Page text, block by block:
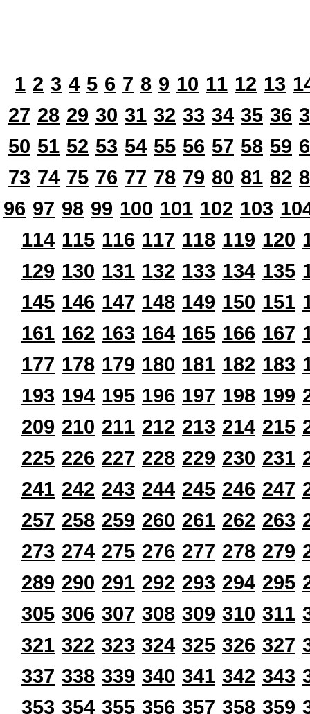
1 2 3 4 5 6 7 8 9 10 11 12 13
27 28 29 30 31 32 33 34 35 36
50 51 52 53 54 55 56 57 58 59
73 74 75 76 77 78 79 80 81 82
96 97 98 99 100 101 102 103
114 115 116 117 118 119 120
129 130 131 132 133 134 135
145 146 147 148 149 150 151
161 162 163 164 165 166 167
177 178 179 180 181 182 183
193 194 195 196 197 198 199
209 210 211 212 213 214 215
225 226 227 228 229 230 231
241 242 243 244 245 246 247
257 258 259 260 261 262 263
273 274 275 276 277 278 279
289 290 291 292 293 294 295
305 306 307 308 309 310 311
321 322 323 324 325 326 327
337 338 339 340 341 342 343
353 354 355 356 357 358 359